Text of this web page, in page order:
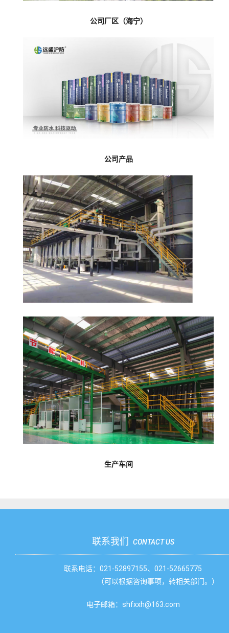
公司厂区（海宁）
公司产品
生产车间
联系我们 CONTACT US
联系电话：021-52897155、021-52665775
（可以根据咨询事项，转相关部门。）
电子邮箱：shfxxh@163.com